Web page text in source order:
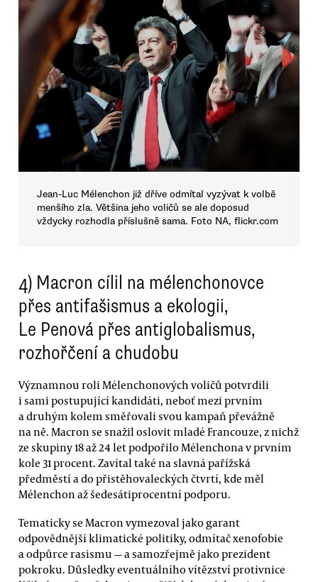
Jean-Luc Mélenchon již dříve odmítal vyzývat k volbě
menšího zla. Většina jeho voličů se ale doposud
vždycky rozhodla příslušně sama. Foto NA, flickr.com
4) Macron cílil na mélenchonovce
přes antifašismus a ekologii,
Le Penová přes antiglobalismus,
rozhořčení a chudobu
Významnou roli Mélenchonových voličů potvrdili
i sami postupující kandidáti, neboť mezi prvním
a druhým kolem směřovali svou kampaň převážně
na ně. Macron se snažil oslovit mladé Francouze, z nichž
ze skupiny 18 až 24 let podpořilo Mélenchona v prvním
kole 31 procent. Zavítal také na slavná pařížská
předměstí a do přistěhovaleckých čtvrtí, kde měl
Mélenchon až šedesátiprocentní podporu.
Tematicky se Macron vymezoval jako garant
odpovědnější klimatické politiky, odmítač xenofobie
a odpůrce rasismu — a samozřejmě jako prezident
pokroku. Důsledky eventuálního vítězství protivnice